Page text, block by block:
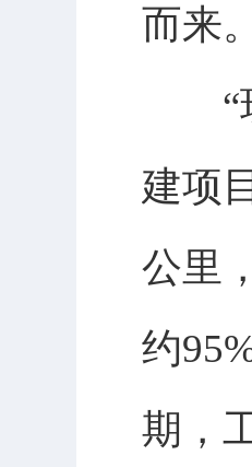
而来。
“现
建项
公里
约
期，